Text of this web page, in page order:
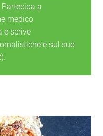
a
medico
e scrive
e sul suo